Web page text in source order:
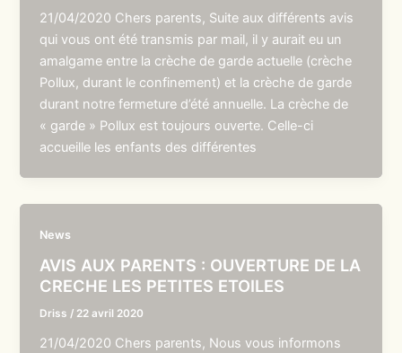
21/04/2020 Chers parents, Suite aux différents avis
qui vous ont été transmis par mail, il y aurait eu un
amalgame entre la crèche de garde actuelle (crèche
Pollux, durant le confinement) et la crèche de garde
durant notre fermeture d’été annuelle. La crèche de
« garde » Pollux est toujours ouverte. Celle-ci
accueille les enfants des différentes
News
AVIS AUX PARENTS : OUVERTURE DE LA
CRECHE LES PETITES ETOILES
Driss / 22 avril 2020
21/04/2020 Chers parents, Nous vous informons